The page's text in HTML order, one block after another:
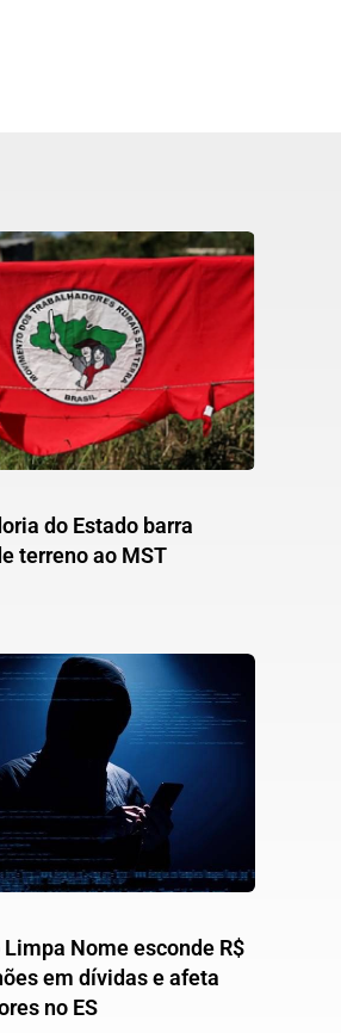
do Estado barra
terreno ao MST
Limpa Nome esconde R$
em dívidas e afeta
no ES